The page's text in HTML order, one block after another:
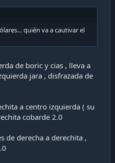
quién va a cautivar el
de boric y cias , lleva a
jara , disfrazada de
a centro izquierda ( su
cobarde 2.0
de derecha a derechita ,